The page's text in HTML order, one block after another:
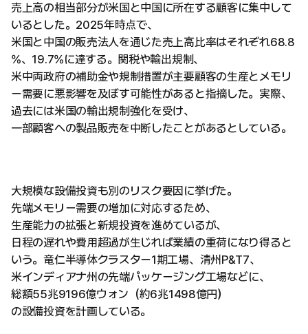
売上高の相当部分が米国と中国に所在する顧客に集中して
いるとした。2025年時点で、
米国と中国の販売法人を通じた売上高比率はそれぞれ68.8
%、19.7%に達する。関税や輸出規制、
米中両政府の補助金や規制措置が主要顧客の生産とメモリ
ー需要に悪影響を及ぼす可能性があると指摘した。実際、
過去には米国の輸出規制強化を受け、
一部顧客への製品販売を中断したことがあるとしている。
大規模な設備投資も別のリスク要因に挙げた。
先端メモリー需要の増加に対応するため、
生産能力の拡張と新規投資を進めているが、
日程の遅れや費用超過が生じれば業績の重荷になり得ると
いう。竜仁半導体クラスター1期工場、清州P&T7、
米インディアナ州の先端パッケージング工場などに、
総額55兆9196億ウォン（約6兆1498億円）
の設備投資を計画している。